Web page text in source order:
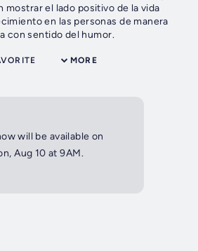
mostrar el lado positivo de la vida
en las personas de manera
con sentido del humor.
MORE
will be available on
Aug 10 at 9AM.